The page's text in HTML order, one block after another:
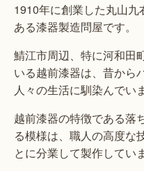
1910年に創業した丸山
ある漆器製造問屋です。
鯖江市周辺、特に河和田
いる越前漆器は、昔から
人々の生活に馴染んでい
越前漆器の特徴である落
る模様は、職人の高度な
とに分業して製作してい